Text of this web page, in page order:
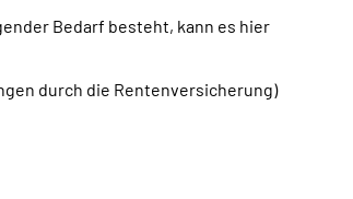
Bedarf besteht, kann es hier
durch die Rentenversicherung)